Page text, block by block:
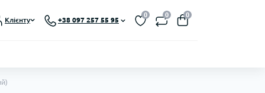
Клієнту +38 097 257 55 95
0 0 0